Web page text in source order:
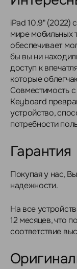
iPad 10.9" (2022)
мире мобильных
обеспечивает
бы вы ни
доступ к
которые
Совместимость
Keyboard
устройство,
потребности
Гарантия
Покупая у нас,
надежности.
На все
12 месяцев, что
соответствие